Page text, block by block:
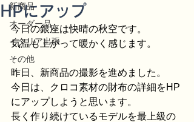
新商品
オーダー品
イタリア出張
その他
HPにアップ
今日の銀座は快晴の秋空です。
気温も上がって暖かく感じます。
昨日、新商品の撮影を進めました。
今日は、クロコ素材の財布の詳細をHP
にアップしようと思います。
長く作り続けているモデルを最上級の